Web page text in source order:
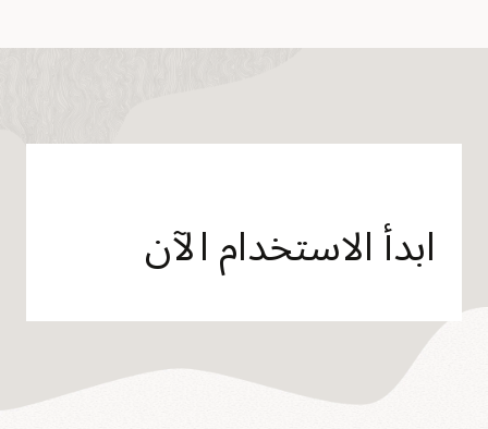
ابدأ الاستخدام الآن